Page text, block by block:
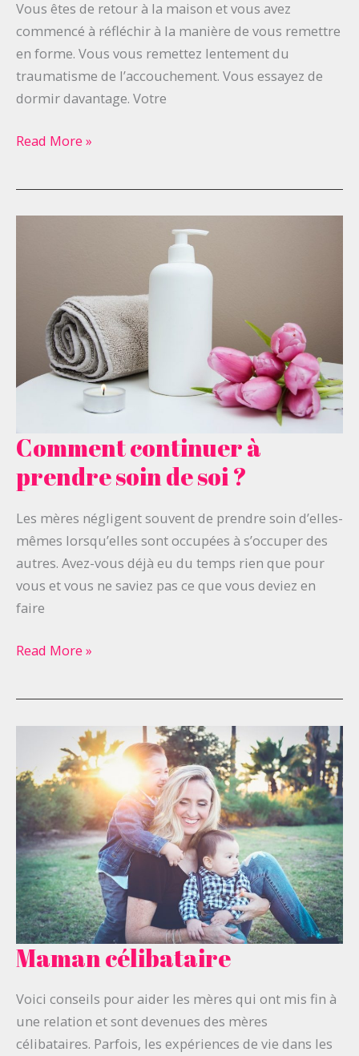
Vous êtes de retour à la maison et vous avez
commencé à réfléchir à la manière de vous remettre
en forme. Vous vous remettez lentement du
traumatisme de l’accouchement. Vous essayez de
dormir davantage. Votre
une
grossesse
Read More »
Comment continuer à
prendre soin de soi ?
Les mères négligent souvent de prendre soin d’elles-
mêmes lorsqu’elles sont occupées à s’occuper des
autres. Avez-vous déjà eu du temps rien que pour
vous et vous ne saviez pas ce que vous deviez en
faire
Comment
à
prendre
soin
?
Read More »
Maman célibataire
Voici conseils pour aider les mères qui ont mis fin à
une relation et sont devenues des mères
célibataires. Parfois, les expériences de vie dans les
Maman